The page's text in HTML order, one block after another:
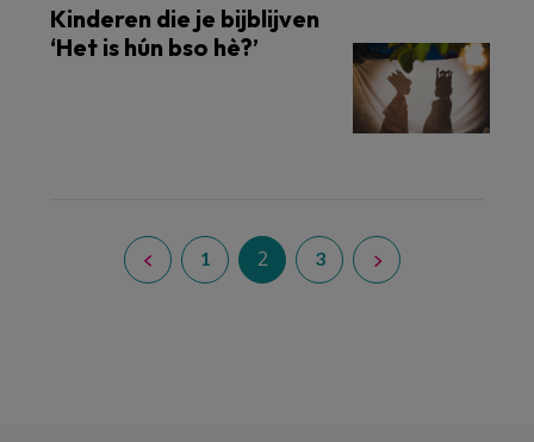
Kinderen die je bijblijven
‘Het is hún bso hè?’
1 2 3